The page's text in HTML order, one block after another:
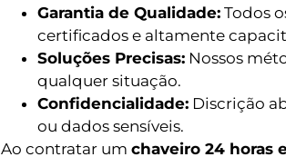
Garantia de Qualidade: Todos
certificados e altamente
Soluções Precisas: Nossos
qualquer situação.
Confidencialidade: Discrição
ou dados sensíveis.
Ao contratar um chaveiro 24 horas